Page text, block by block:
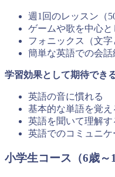
週1回のレッスン（
ゲームや歌を中心
フォニックス（文
簡単な英語での会話
学習効果として期待でき
英語の音に慣れる
基本的な単語を覚え
英語を聞いて理解す
英語でのコミュニ
小学生コース（6歳～